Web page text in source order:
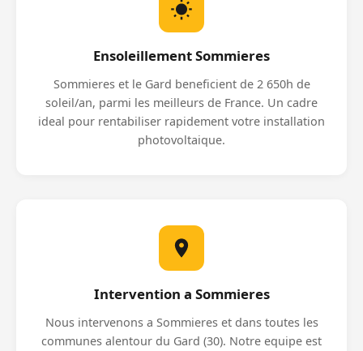
Ensoleillement Sommieres
Sommieres et le Gard beneficient de 2 650h de
soleil/an, parmi les meilleurs de France. Un cadre
ideal pour rentabiliser rapidement votre installation
photovoltaique.
Intervention a Sommieres
Nous intervenons a Sommieres et dans toutes les
communes alentour du Gard (30). Notre equipe est